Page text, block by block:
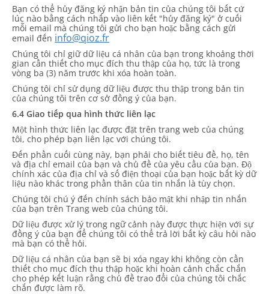
Bạn có thể hủy đăng ký nhận bản tin của chúng tôi bất cứ
lúc nào bằng cách nhấp vào liên kết "hủy đăng ký" ở cuối
mỗi email mà chúng tôi gửi cho bạn hoặc bằng cách gửi
email đến info@qioz.fr
Chúng tôi chỉ giữ dữ liệu cá nhân của bạn trong khoảng thời
gian cần thiết cho mục đích thu thập của họ, tức là trong
vòng ba (3) năm trước khi xóa hoàn toàn.
Chúng tôi chỉ sử dụng dữ liệu được thu thập trong bản tin
của chúng tôi trên cơ sở đồng ý của bạn.
6.4 Giao tiếp qua hình thức liên lạc
Một hình thức liên lạc được đặt trên trang web của chúng
tôi, cho phép bạn liên lạc với chúng tôi.
Đến phần cuối cùng này, bạn phải cho biết tiêu đề, họ, tên
và địa chỉ email của bạn và chủ đề của yêu cầu của bạn. Độ
chính xác của địa chỉ và số điện thoại của bạn hoặc bất kỳ dữ
liệu nào khác trong phần thân của tin nhắn là tùy chọn.
Chúng tôi chú ý đến chính sách bảo mật khi nhập tin nhắn
của bạn trên Trang web của chúng tôi.
Dữ liệu được xử lý trong ngữ cảnh này được thực hiện với sự
đồng ý của bạn để chúng tôi có thể trả lời bất kỳ câu hỏi nào
mà bạn có thể hỏi.
Dữ liệu cá nhân của bạn sẽ bị xóa ngay khi không còn cần
thiết cho mục đích thu thập hoặc khi hoàn cảnh chắc chắn
cho phép kết luận rằng chủ đề trao đổi của chúng tôi chắc
chắn được làm rõ.